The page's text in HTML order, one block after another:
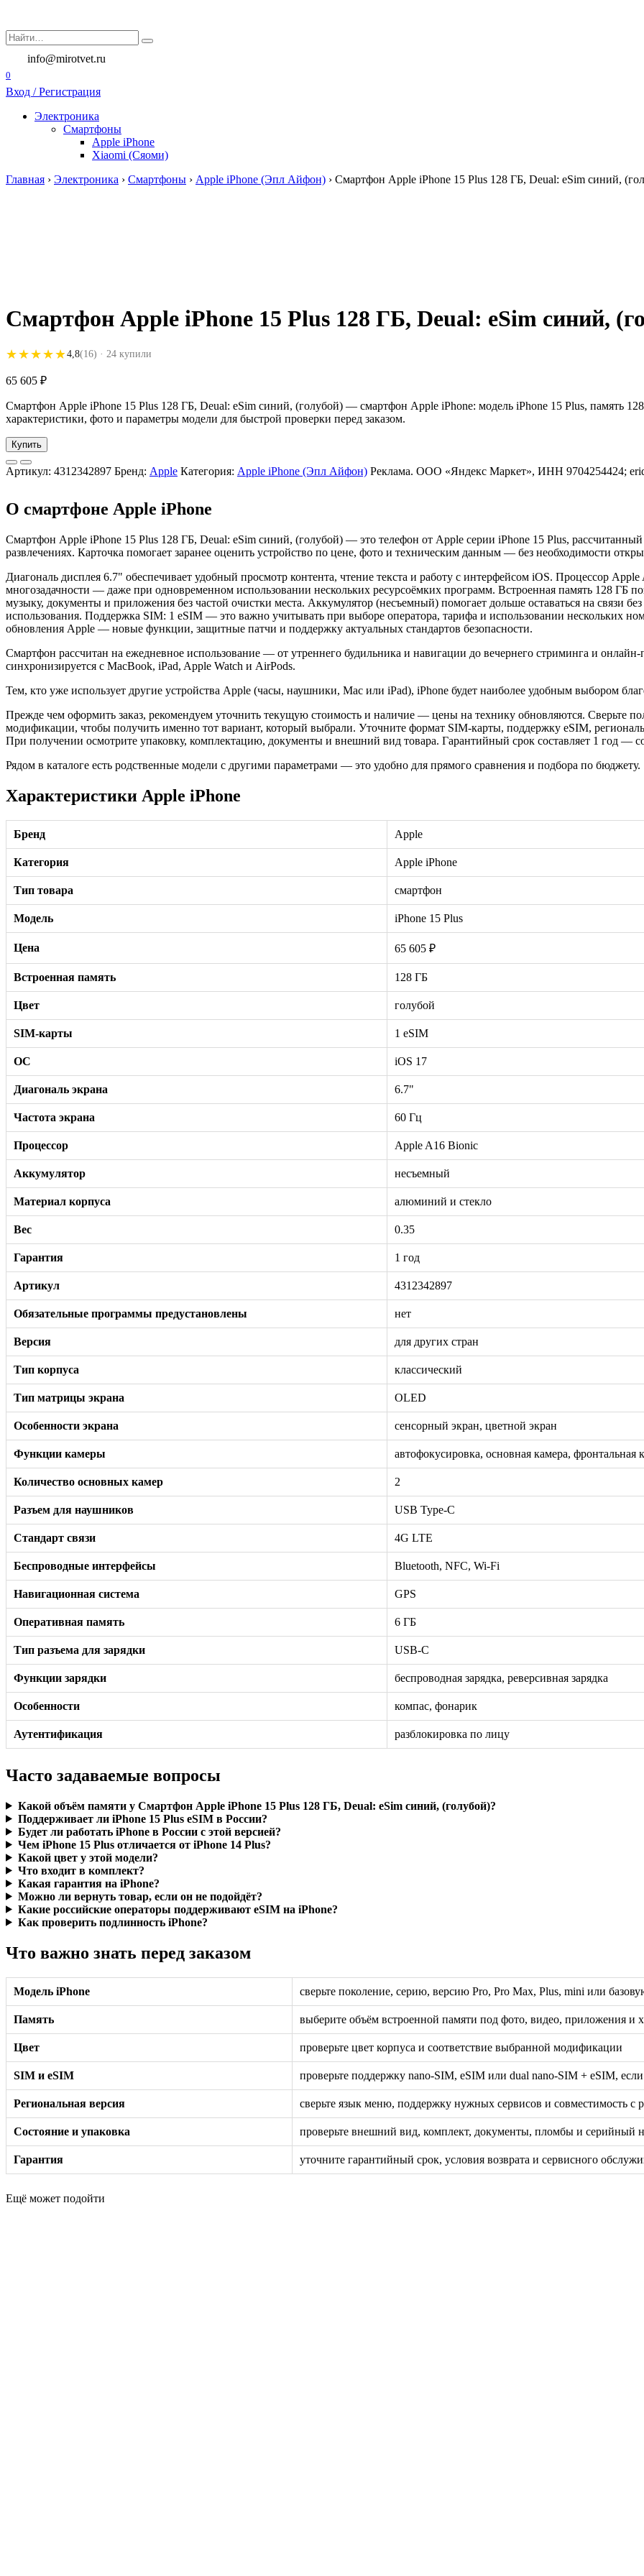
содержанию
Search
for:
info@mirotvet.ru
0
Вход / Регистрация
Электроника
Смартфоны
Apple iPhone
Xiaomi (Сяоми)
Главная › Электроника › Смартфоны › Apple iPhone (Эпл Айфон) › Смартфон Apple iPhone 15 Plus 128 ГБ, Deual: eSim синий,
Смартфон Apple iPhone 15 Plus 128 ГБ, Deual: eSim синий,
★★★★★
★★★★★ 4,8(16) · 24 купили
65 605 ₽
Смартфон Apple iPhone 15 Plus 128 ГБ, Deual: eSim синий, (голубой) — смартфон Apple iPhone: модель iPhone 15 Plus, память
характеристики, фото и параметры модели для быстрой проверки перед заказом.
Купить
Артикул: 4312342897 Бренд: Apple Категория: Apple iPhone (Эпл Айфон) Реклама. ООО «Яндекс Маркет», ИНН 9704254424;
О смартфоне Apple iPhone
Смартфон Apple iPhone 15 Plus 128 ГБ, Deual: eSim синий, (голубой) — это телефон от Apple серии iPhone 15 Plus,
развлечениях. Карточка помогает заранее оценить устройство по цене, фото и техническим данным — без необходимости
Диагональ дисплея 6.7" обеспечивает удобный просмотр контента, чтение текста и работу с интерфейсом iOS. Процессор
многозадачности — даже при одновременном использовании нескольких ресурсоёмких программ. Встроенная память 128 ГБ
музыку, документы и приложения без частой очистки места. Аккумулятор (несъемный) помогает дольше оставаться на связи
использования. Поддержка SIM: 1 eSIM — это важно учитывать при выборе оператора, тарифа и использовании нескольких
обновления Apple — новые функции, защитные патчи и поддержку актуальных стандартов безопасности.
Смартфон рассчитан на ежедневное использование — от утреннего будильника и навигации до вечернего стриминга и онлайн-
синхронизируется с MacBook, iPad, Apple Watch и AirPods.
Тем, кто уже использует другие устройства Apple (часы, наушники, Mac или iPad), iPhone будет наиболее удобным выбором
Прежде чем оформить заказ, рекомендуем уточнить текущую стоимость и наличие — цены на технику обновляются. Сверьте
модификации, чтобы получить именно тот вариант, который выбрали. Уточните формат SIM-карты, поддержку eSIM,
При получении осмотрите упаковку, комплектацию, документы и внешний вид товара. Гарантийный срок составляет 1 год —
Рядом в каталоге есть родственные модели с другими параметрами — это удобно для прямого сравнения и подбора по бюджету.
Характеристики Apple iPhone
Бренд Apple
Категория Apple iPhone
Тип товара смартфон
Модель iPhone 15 Plus
Цена 65 605 ₽
Встроенная память 128 ГБ
Цвет голубой
SIM-карты 1 eSIM
ОС iOS 17
Диагональ экрана 6.7"
Частота экрана 60 Гц
Процессор Apple A16 Bionic
Аккумулятор несъемный
Материал корпуса алюминий и стекло
Вес 0.35
Гарантия 1 год
Артикул 4312342897
Обязательные программы предустановлены нет
Версия для других стран
Тип корпуса классический
Тип матрицы экрана OLED
Особенности экрана сенсорный экран, цветной экран
Функции камеры автофокусировка, основная камера, фронтальная
Количество основных камер 2
Разъем для наушников USB Type-C
Стандарт связи 4G LTE
Беспроводные интерфейсы Bluetooth, NFC, Wi-Fi
Навигационная система GPS
Оперативная память 6 ГБ
Тип разъема для зарядки USB-C
Функции зарядки беспроводная зарядка, реверсивная зарядка
Особенности компас, фонарик
Аутентификация разблокировка по лицу
Часто задаваемые вопросы
Какой объём памяти у Смартфон Apple iPhone 15 Plus 128 ГБ, Deual: eSim синий, (голубой)?
Поддерживает ли iPhone 15 Plus eSIM в России?
Будет ли работать iPhone в России с этой версией?
Чем iPhone 15 Plus отличается от iPhone 14 Plus?
Какой цвет у этой модели?
Что входит в комплект?
Какая гарантия на iPhone?
Можно ли вернуть товар, если он не подойдёт?
Какие российские операторы поддерживают eSIM на iPhone?
Как проверить подлинность iPhone?
Что важно знать перед заказом
Модель iPhone сверьте поколение, серию, версию Pro, Pro Max, Plus, mini или
Память выберите объём встроенной памяти под фото, видео, приложения и
Цвет проверьте цвет корпуса и соответствие выбранной модификации
SIM и eSIM проверьте поддержку nano-SIM, eSIM или dual nano-SIM + eSIM,
Региональная версия сверьте язык меню, поддержку нужных сервисов и совместимость с
Состояние и упаковка проверьте внешний вид, комплект, документы, пломбы и серийный
Гарантия уточните гарантийный срок, условия возврата и сервисного
Ещё может подойти